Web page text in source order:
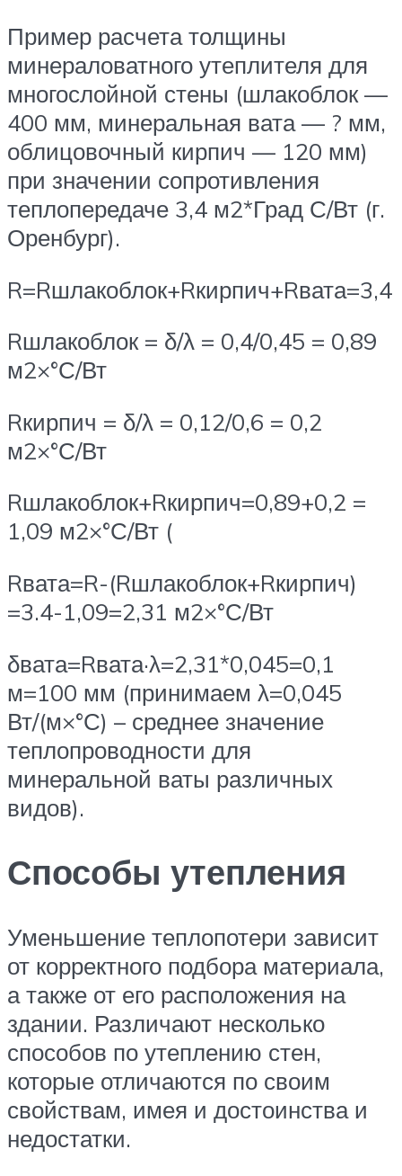
Пример расчета толщины
минераловатного утеплителя для
многослойной стены (шлакоблок —
400 мм, минеральная вата — ? мм,
облицовочный кирпич — 120 мм)
при значении сопротивления
теплопередаче 3,4 м2*Град С/Вт (г.
Оренбург).
R=Rшлакоблок+Rкирпич+Rвата=3,4
Rшлакоблок = δ/λ = 0,4/0,45 = 0,89
м2×°С/Вт
Rкирпич = δ/λ = 0,12/0,6 = 0,2
м2×°С/Вт
Rшлакоблок+Rкирпич=0,89+0,2 =
1,09 м2×°С/Вт (
Rвата=R-(Rшлакоблок+Rкирпич)
=3.4-1,09=2,31 м2×°С/Вт
δвата=Rвата·λ=2,31*0,045=0,1
м=100 мм (принимаем λ=0,045
Вт/(м×°С) – среднее значение
теплопроводности для
минеральной ваты различных
видов).
Способы утепления
Уменьшение теплопотери зависит
от корректного подбора материала,
а также от его расположения на
здании. Различают несколько
способов по утеплению стен,
которые отличаются по своим
свойствам, имея и достоинства и
недостатки.